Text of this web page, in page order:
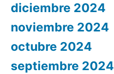
diciembre 2024
noviembre 2024
octubre 2024
septiembre 2024